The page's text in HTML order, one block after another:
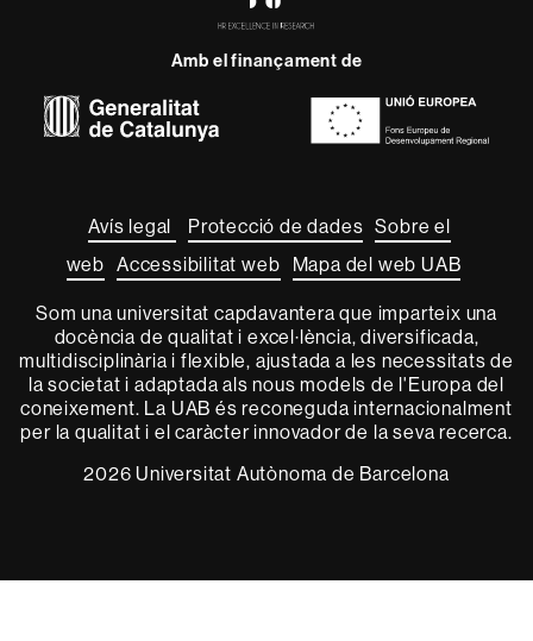
-
Amb el finançament de
Avís legal Protecció de dades Sobre el
web Accessibilitat web Mapa del web UAB
Som una universitat capdavantera que imparteix una
docència de qualitat i excel·lència, diversificada,
multidisciplinària i flexible, ajustada a les necessitats de
la societat i adaptada als nous models de l'Europa del
coneixement. La UAB és reconeguda internacionalment
per la qualitat i el caràcter innovador de la seva recerca.
2026 Universitat Autònoma de Barcelona